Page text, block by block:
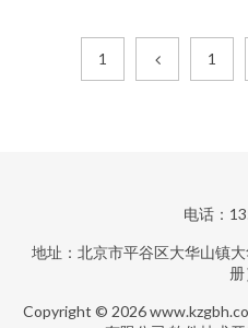
1 1
电话：
地址：北京市平谷区大华山镇
册
Copyright © 2026